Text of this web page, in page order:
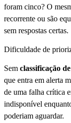
foram cinco? O
recorrente ou são
sem respostas certas.
Dificuldade de
Sem classificação
que entra em alerta
de uma falha crítica
indisponível
poderiam aguardar.